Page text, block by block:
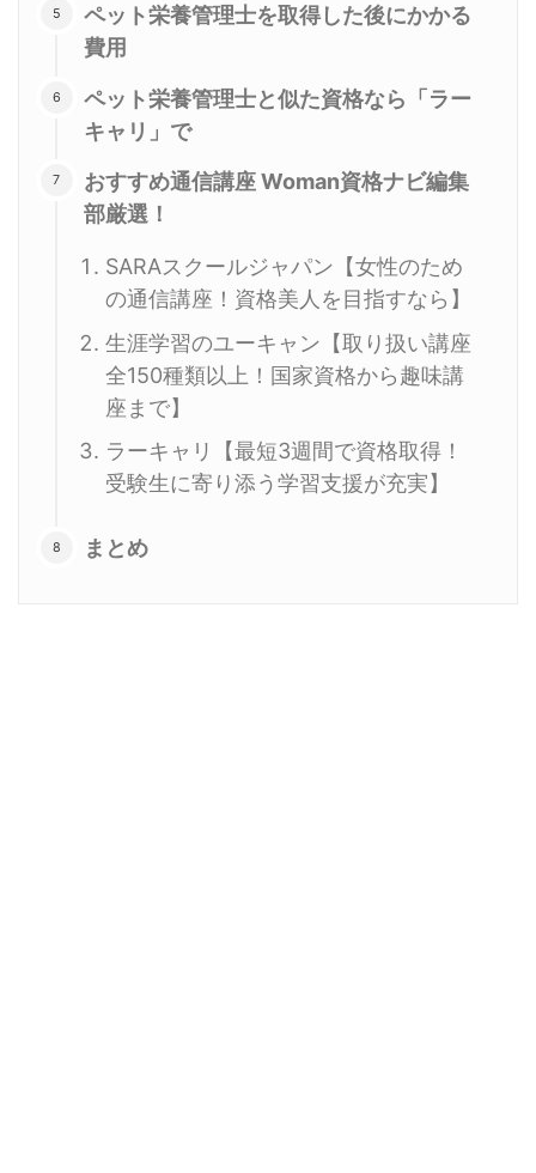
ペット栄養管理士を取得した後にかかる
費用
ペット栄養管理士と似た資格なら「ラー
キャリ」で
おすすめ通信講座 Woman資格ナビ編集
部厳選！
SARAスクールジャパン【女性のため
の通信講座！資格美人を目指すなら】
生涯学習のユーキャン【取り扱い講座
全150種類以上！国家資格から趣味講
座まで】
ラーキャリ【最短3週間で資格取得！
受験生に寄り添う学習支援が充実】
まとめ